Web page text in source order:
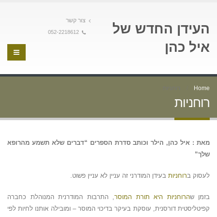
העידן החדש של
איל כהן
צור קשר
052-2218612
Home רוחניות
רוחניות
מאת : איל כהן, הילר וכותב סדרת הספרים “דברים שלא תשמע מהרופא
שלך”
לעסוק ברוחניות בעידן המודרני זה עניין לא עניין פשוט.
בזמן שהרוחניות היא תורת המוסר, התרבות המודרנית המנוהלת כחברה
קפיטליסטית דורסנית, עוסקת בעיקר בדיכוי המוסר – ומובילה אותנו לחיות לפי